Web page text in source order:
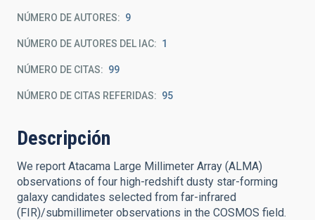
NÚMERO DE AUTORES 9
NÚMERO DE AUTORES DEL IAC 1
NÚMERO DE CITAS 99
NÚMERO DE CITAS REFERIDAS 95
Descripción
We report Atacama Large Millimeter Array (ALMA)
observations of four high-redshift dusty star-forming
galaxy candidates selected from far-infrared
(FIR)/submillimeter observations in the COSMOS field.